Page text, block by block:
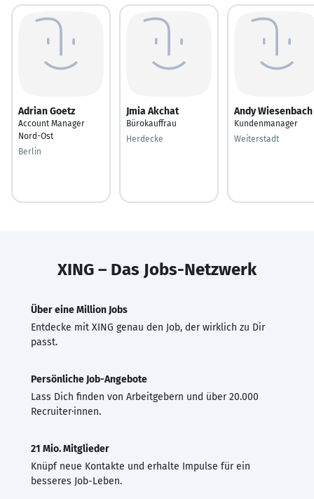
Adrian Goetz
Account Manager
Nord-Ost
Berlin
Jmia Akchat
Bürokauffrau
Herdecke
Andy Wiesenbach
Kundenmanager
Weiterstadt
XING – Das Jobs-Netzwerk
Über eine Million Jobs
Entdecke mit XING genau den Job, der wirklich zu Dir
passt.
Persönliche Job-Angebote
Lass Dich finden von Arbeitgebern und über 20.000
Recruiter·innen.
21 Mio. Mitglieder
Knüpf neue Kontakte und erhalte Impulse für ein
besseres Job-Leben.